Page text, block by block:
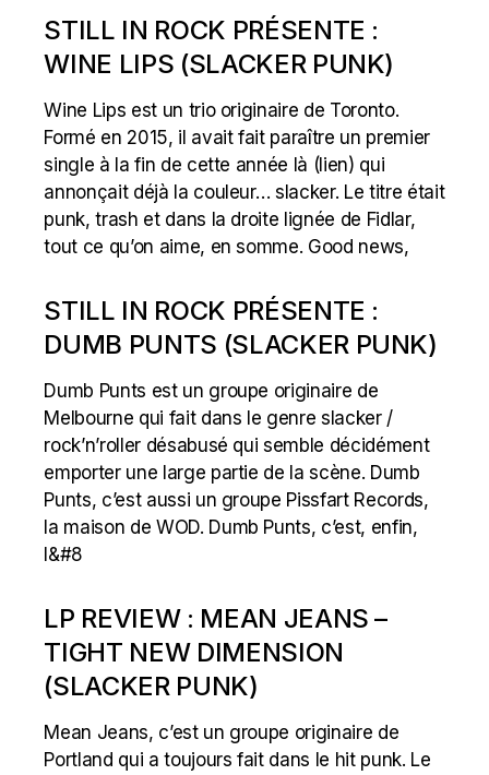
STILL IN ROCK PRÉSENTE :
WINE LIPS (SLACKER PUNK)
Wine Lips est un trio originaire de Toronto.
Formé en 2015, il avait fait paraître un premier
single à la fin de cette année là (lien) qui
annonçait déjà la couleur… slacker. Le titre était
punk, trash et dans la droite lignée de Fidlar,
tout ce qu’on aime, en somme. Good news,
STILL IN ROCK PRÉSENTE :
DUMB PUNTS (SLACKER PUNK)
Dumb Punts est un groupe originaire de
Melbourne qui fait dans le genre slacker /
rock’n’roller désabusé qui semble décidément
emporter une large partie de la scène. Dumb
Punts, c’est aussi un groupe Pissfart Records,
la maison de WOD. Dumb Punts, c’est, enfin,
l&#8
LP REVIEW : MEAN JEANS –
TIGHT NEW DIMENSION
(SLACKER PUNK)
Mean Jeans, c’est un groupe originaire de
Portland qui a toujours fait dans le hit punk. Le